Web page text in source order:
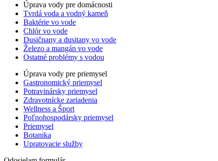
Úprava vody pre domácnosti
Tvrdá voda a vodný kameň
Baktérie vo vode
Chlór vo vode
Dusičnany a dusitany vo vode
Železo a mangán vo vode
Ostatné problémy s vodou
Úprava vody pre priemysel
Gastronomický priemysel
Potravinársky priemysel
Zdravotnícke zariadenia
Wellness a Šport
Poľnohospodársky priemysel
Priemysel
Botanika
Upratovacie služby